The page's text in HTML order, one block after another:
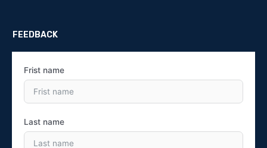
FEEDBACK
Frist name
Last name